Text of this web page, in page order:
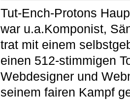
Tut-Ench-Protons
war u.a.Komponist,
trat mit einem
einen 512-stimmigen
Webdesigner und
seinem fairen Kampf